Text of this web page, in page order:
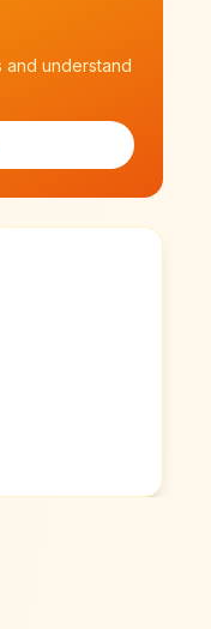
and understand